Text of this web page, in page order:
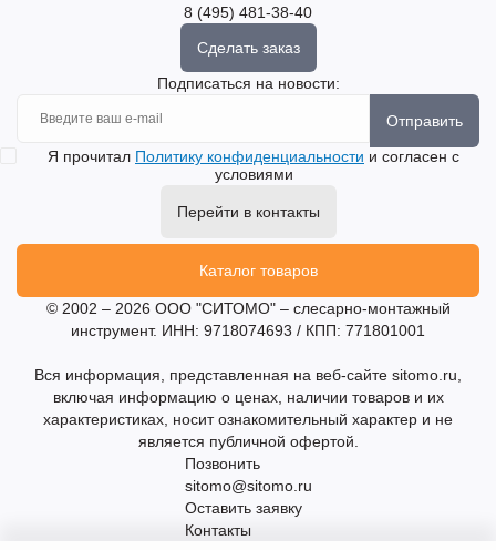
8 (495) 481-38-40
Сделать заказ
Подписаться на новости:
Отправить
Я прочитал Политику конфиденциальности и согласен с
условиями
Перейти в контакты
Каталог товаров
© 2002 – 2026 ООО "СИТОМО" – слесарно-монтажный
инструмент. ИНН: 9718074693 / КПП: 771801001
Вся информация, представленная на веб-сайте sitomo.ru,
включая информацию о ценах, наличии товаров и их
характеристиках, носит ознакомительный характер и не
является публичной офертой.
Позвонить
sitomo@sitomo.ru
Оставить заявку
Контакты